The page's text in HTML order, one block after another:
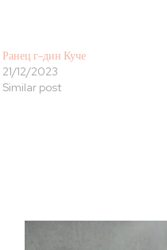
Ранец г-дин Куче
21/12/2023
Similar post